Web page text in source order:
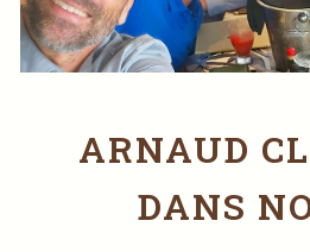
ARNAUD
DANS